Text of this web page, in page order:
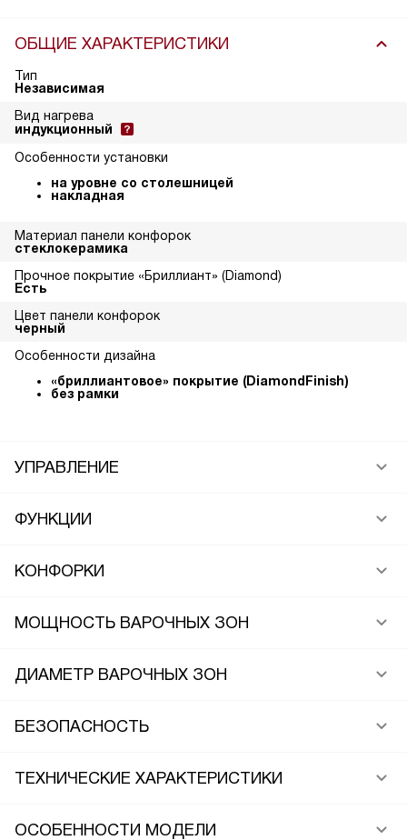
ОБЩИЕ ХАРАКТЕРИСТИКИ
Тип
Независимая
Вид нагрева
индукционный
Особенности установки
на уровне со столешницей
накладная
Материал панели конфорок
стеклокерамика
Прочное покрытие «Бриллиант» (Diamond)
Есть
Цвет панели конфорок
черный
Особенности дизайна
«бриллиантовое» покрытие (DiamondFinish)
без рамки
УПРАВЛЕНИЕ
ФУНКЦИИ
КОНФОРКИ
МОЩНОСТЬ ВАРОЧНЫХ ЗОН
ДИАМЕТР ВАРОЧНЫХ ЗОН
БЕЗОПАСНОСТЬ
ТЕХНИЧЕСКИЕ ХАРАКТЕРИСТИКИ
ОСОБЕННОСТИ МОДЕЛИ